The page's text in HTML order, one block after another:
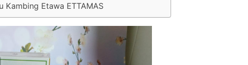
Kambing Etawa ETTAMAS